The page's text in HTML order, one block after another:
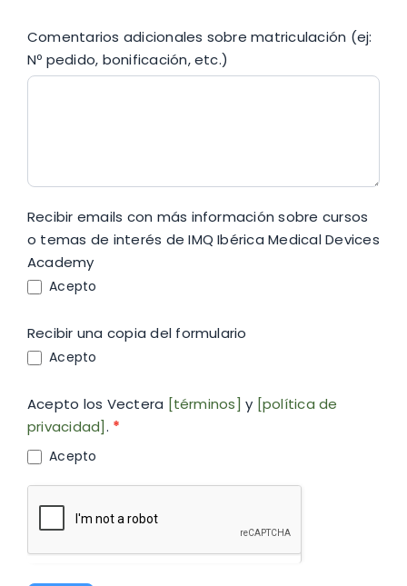
Comentarios adicionales sobre matriculación (ej:
Nº pedido, bonificación, etc.)
Recibir emails con más información sobre cursos
o temas de interés de IMQ Ibérica Medical Devices
Academy
Acepto
Recibir una copia del formulario
Acepto
Acepto los Vectera [términos]y [política de
privacidad]. *
Acepto